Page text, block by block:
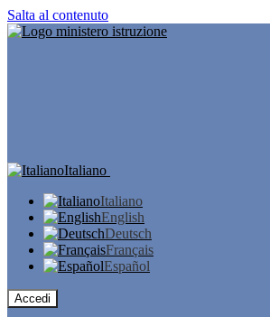
Salta al contenuto
Italiano
Italiano
English
Deutsch
Français
Español
Accedi